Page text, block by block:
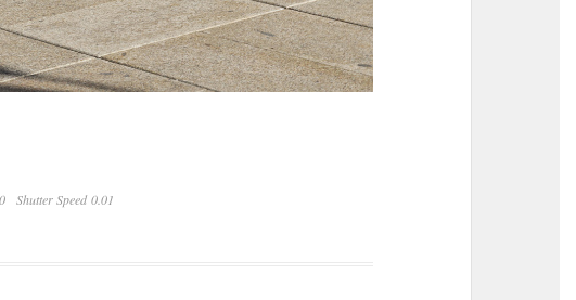
Shutter Speed 0.01